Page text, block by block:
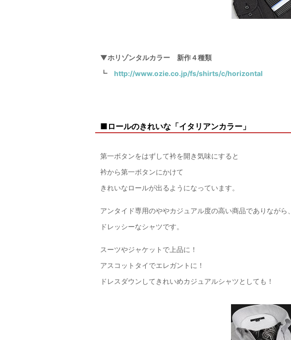
▼ホリゾンタルカラー 新作４種類
┗ http://www.ozie.co.jp/fs/shirts/c/horizontal
■ロールのきれいな「イタリアンカラー」
第一ボタンをはずして衿を開き気味にすると
衿から第一ボタンにかけて
きれいなロールが出るようになっています。
アンタイド専用のややカジュアル度の高い商品でありながら、
ドレッシーなシャツです。
スーツやジャケットで上品に！
アスコットタイでエレガントに！
ドレスダウンしてきれいめカジュアルシャツとしても！